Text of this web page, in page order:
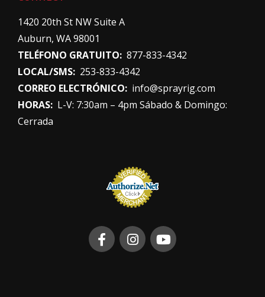
1420 20th St NW Suite A
Auburn, WA 98001
TELÉFONO GRATUITO: 877-833-4342
LOCAL/SMS: 253-833-4342
CORREO ELECTRÓNICO: info@sprayrig.com
HORAS: L-V: 7:30am – 4pm Sábado & Domingo:
Cerrada